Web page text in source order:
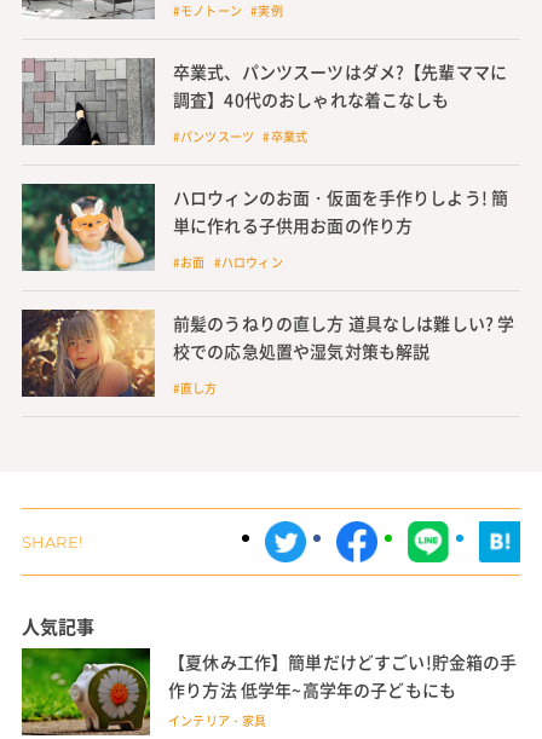
#モノトーン #実例
卒業式、パンツスーツはダメ?【先輩ママに
調査】40代のおしゃれな着こなしも
#パンツスーツ #卒業式
ハロウィンのお面・仮面を手作りしよう! 簡
単に作れる子供用お面の作り方
#お面 #ハロウィン
前髪のうねりの直し方 道具なしは難しい? 学
校での応急処置や湿気対策も解説
#直し方
人気記事
【夏休み工作】簡単だけどすごい!貯金箱の手
作り方法 低学年~高学年の子どもにも
インテリア・家具